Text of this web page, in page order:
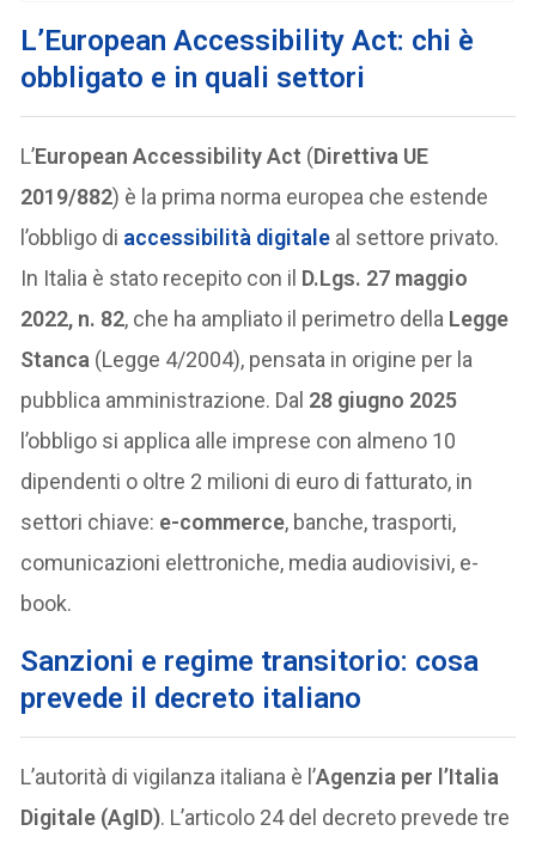
L’European Accessibility Act: chi è
obbligato e in quali settori
L’European Accessibility Act (Direttiva UE
2019/882) è la prima norma europea che estende
l’obbligo di accessibilità digitale al settore privato.
In Italia è stato recepito con il D.Lgs. 27 maggio
2022, n. 82, che ha ampliato il perimetro della Legge
Stanca (Legge 4/2004), pensata in origine per la
pubblica amministrazione. Dal 28 giugno 2025
l’obbligo si applica alle imprese con almeno 10
dipendenti o oltre 2 milioni di euro di fatturato, in
settori chiave: e-commerce, banche, trasporti,
comunicazioni elettroniche, media audiovisivi, e-
book.
Sanzioni e regime transitorio: cosa
prevede il decreto italiano
L’autorità di vigilanza italiana è l’Agenzia per l’Italia
Digitale (AgID). L’articolo 24 del decreto prevede tre